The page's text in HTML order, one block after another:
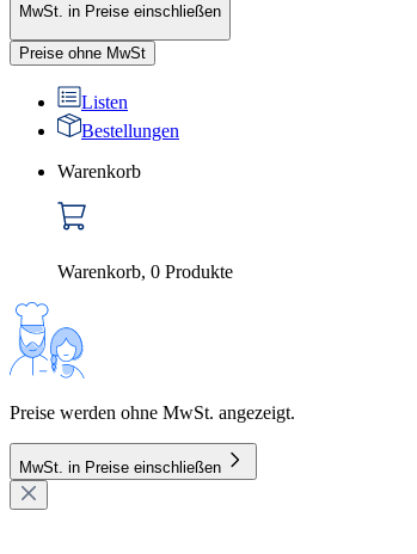
MwSt. in Preise einschließen
Preise ohne MwSt
Listen
Bestellungen
Warenkorb
Warenkorb, 0 Produkte
Preise werden ohne MwSt. angezeigt.
MwSt. in Preise einschließen